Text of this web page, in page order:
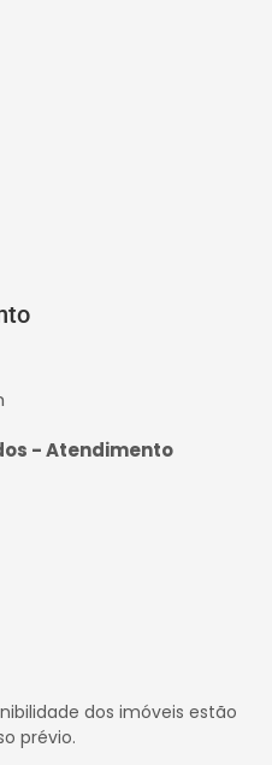
- Atendimento
dos imóveis estão
prévio.